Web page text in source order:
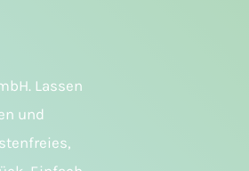
Lassen
und